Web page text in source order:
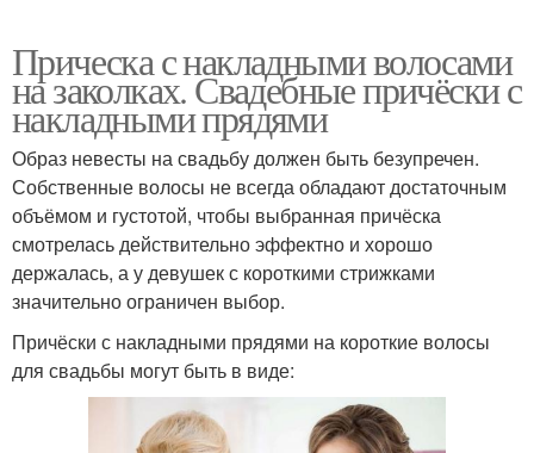
Прическа с накладными волосами
на заколках. Свадебные причёски с
накладными прядями
Образ невесты на свадьбу должен быть безупречен.
Собственные волосы не всегда обладают достаточным
объёмом и густотой, чтобы выбранная причёска
смотрелась действительно эффектно и хорошо
держалась, а у девушек с короткими стрижками
значительно ограничен выбор.
Причёски с накладными прядями на короткие волосы
для свадьбы могут быть в виде: